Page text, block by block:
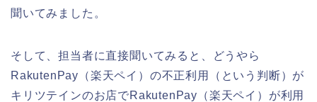
聞いてみました。
そして、担当者に直接聞いてみると、どうやら
RakutenPay（楽天ペイ）の不正利用（という判断）が
キリツテインのお店でRakutenPay（楽天ペイ）が利用